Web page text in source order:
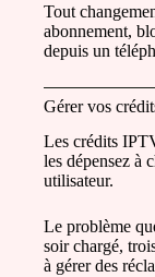
Tout
abonnement,
depuis un
Gérer vos
Les crédits
les dépensez à
utilisateur.
Le problème
soir chargé,
à gérer des